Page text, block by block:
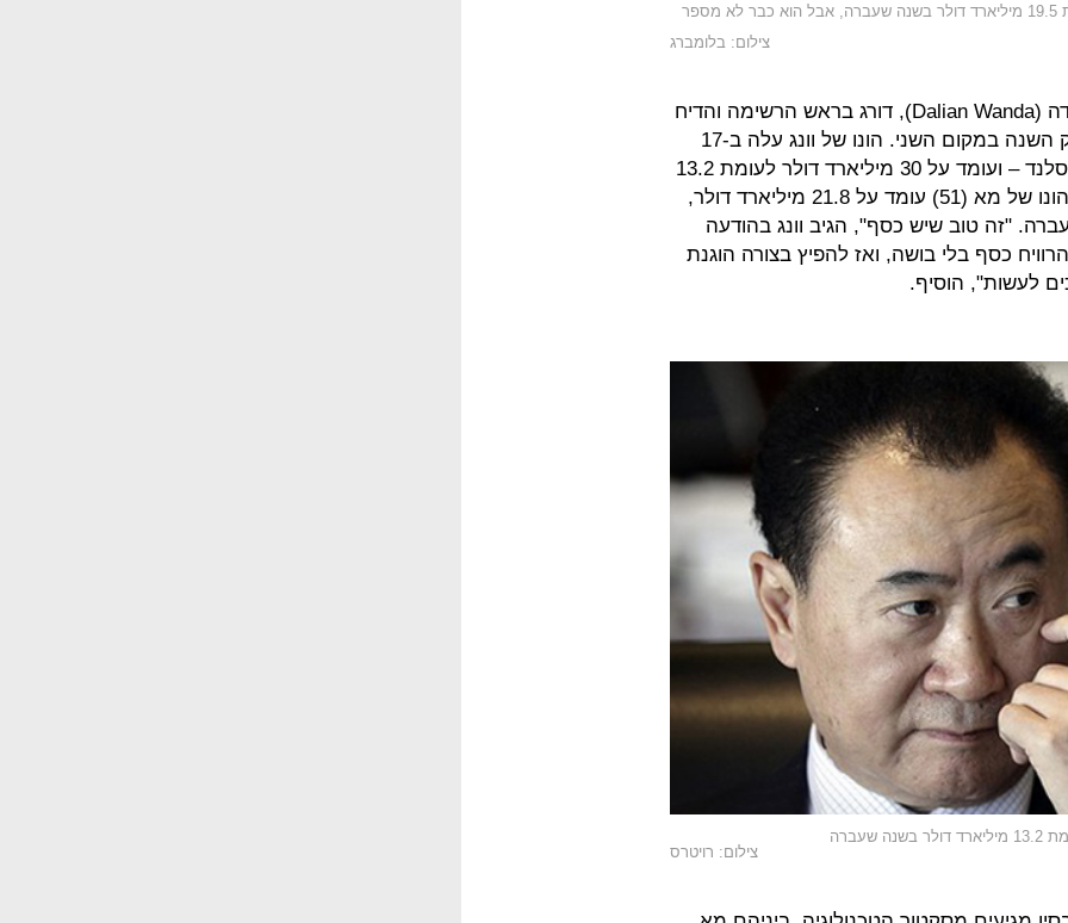
ג'ק מא. הונו עלה ל-21.8 מיליארד דולר, לעומת 19.5 מיליארד דולר בשנה שעברה, אבל הוא כבר לא מספר
צילום: בלומברג
וונג ג'יאנלין (51), יו"ר תאגיד דליאן וונדה (Dalian Wanda), דורג בראש הרשימה והדיח
את מייסד עליבאבא ג'ק מא שמסתפק השנה במקום השני. הונו של וונג עלה ב-17
מיליארד דולר – גבוה מהתמ"ג של איסלנד – ועומד על 30 מיליארד דולר לעומת 13.2
מיליארד דולר בשנה שעברה, בעוד שהונו של מא (51) עומד על 21.8 מיליארד דולר,
שעברה. "זה טוב שיש כסף", הגיב וונג בהודעה
כסף בלי בושה, ואז להפיץ בצורה הוגנת
לעשות", הוסיף.
צילום: רויטרס